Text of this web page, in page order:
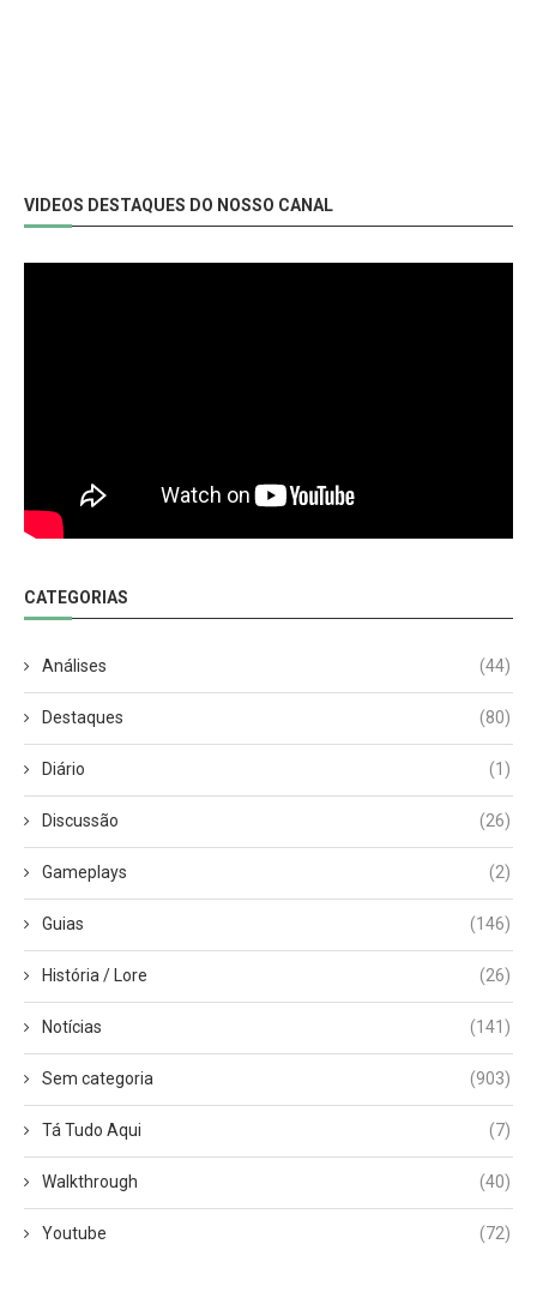
VIDEOS DESTAQUES DO NOSSO CANAL
CATEGORIAS
Análises (44)
Destaques (80)
Diário (1)
Discussão (26)
Gameplays (2)
Guias (146)
História / Lore (26)
Notícias (141)
Sem categoria (903)
Tá Tudo Aqui (7)
Walkthrough (40)
Youtube (72)